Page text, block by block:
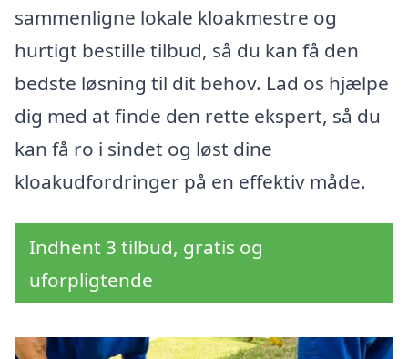
sammenligne lokale kloakmestre og
hurtigt bestille tilbud, så du kan få den
bedste løsning til dit behov. Lad os hjælpe
dig med at finde den rette ekspert, så du
kan få ro i sindet og løst dine
kloakudfordringer på en effektiv måde.
Indhent 3 tilbud, gratis og
uforpligtende